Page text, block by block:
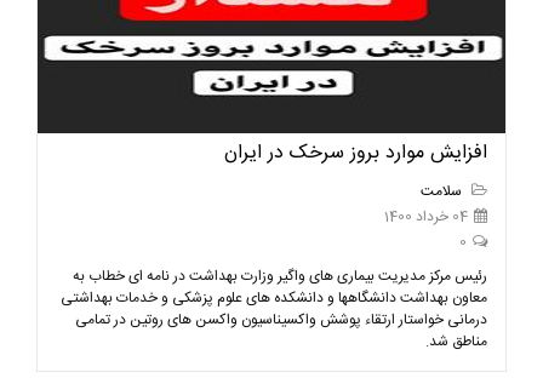
افزایش موارد بروز سرخک در ایران
سلامت
04 خرداد 1400
0
رئیس مرکز مدیریت بیماری های واگیر وزارت بهداشت در نامه ای خطاب به
معاون بهداشت دانشگاهها و دانشکده های علوم پزشکی و خدمات بهداشتی
درمانی خواستار ارتقاء پوشش واکسیناسیون واکسن های روتین در تمامی
مناطق شد.